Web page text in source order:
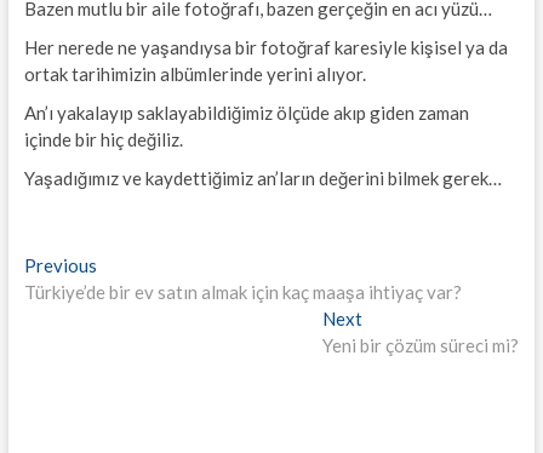
Bazen mutlu bir aile fotoğrafı, bazen gerçeğin en acı yüzü…
Her nerede ne yaşandıysa bir fotoğraf karesiyle kişisel ya da
ortak tarihimizin albümlerinde yerini alıyor.
An’ı yakalayıp saklayabildiğimiz ölçüde akıp giden zaman
içinde bir hiç değiliz.
Yaşadığımız ve kaydettiğimiz an’ların değerini bilmek gerek…
Yazı
gezinmesi
PreviousPrevious
post:
Türkiye’de bir ev satın almak için kaç maaşa ihtiyaç var?
NextNext
post:
Yeni bir çözüm süreci mi?